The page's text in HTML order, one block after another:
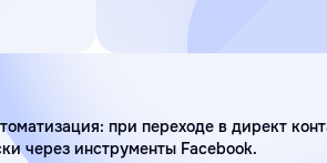
при переходе в директ
через инструменты Facebook.